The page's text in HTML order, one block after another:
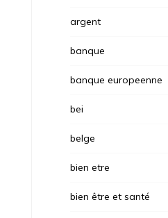
argent
banque
banque europeenne
bei
belge
bien etre
bien être et santé